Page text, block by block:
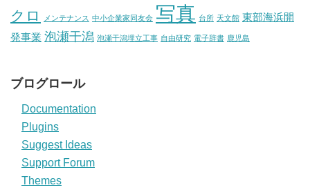
クロ
メンテナンス 中小企業家同友会 写真 台所 天文館 東部海浜開
発事業 泡瀬干潟 泡瀬干潟埋立工事 自由研究 電子辞書 鹿児島
ブログロール
Documentation
Plugins
Suggest Ideas
Support Forum
Themes